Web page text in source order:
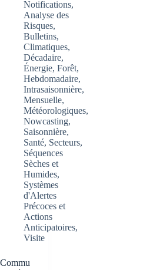
Notifications,
Analyse des
Risques,
Bulletins,
Climatiques,
Décadaire,
Énergie,Forêt,
Hebdomadaire,
Intrasaisonnière,
Mensuelle,
Météorologiques,
Nowcasting,
Saisonnière,
Santé, Secteurs,
Séquences
Sèches et
Humides,
Systèmes
d'Alertes
Précoces et
Actions
Anticipatoires,
Visite
Commu